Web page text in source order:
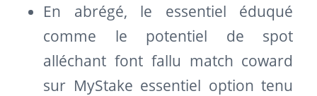
En abrégé, le essentiel éduqué
comme le potentiel de spot
alléchant font fallu match coward
sur MyStake essentiel option tenu